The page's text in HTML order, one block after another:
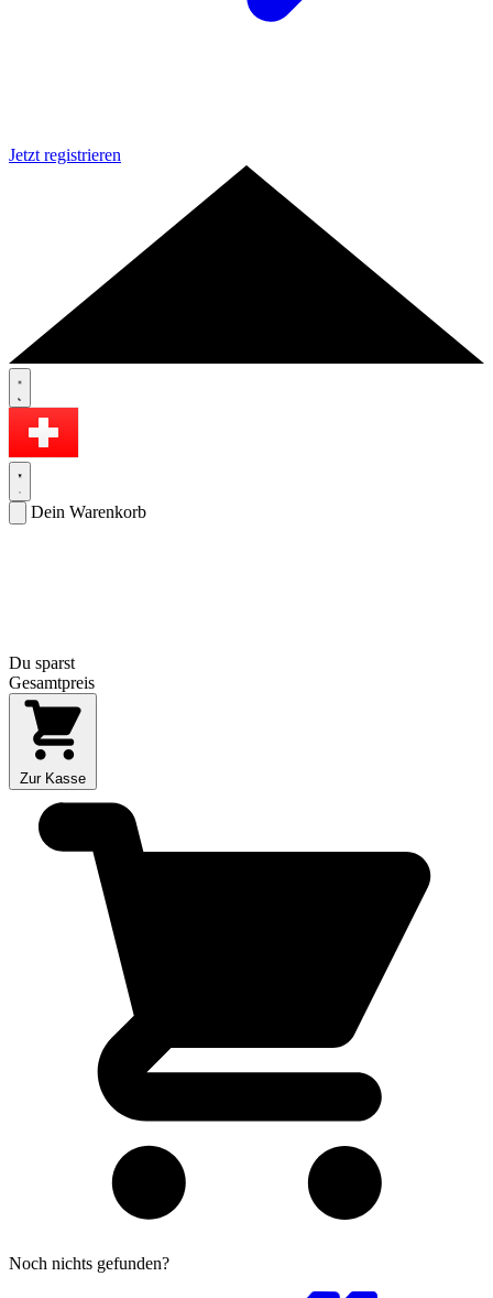
Jetzt registrieren
Dein Warenkorb
Du sparst
Gesamtpreis
Zur Kasse
Noch nichts gefunden?